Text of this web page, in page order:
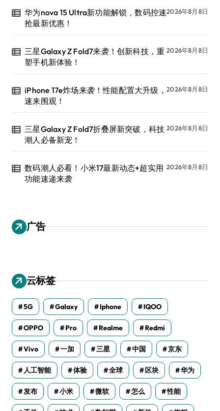
华为nova 15 Ultra新功能解锁，数码控速
抢最新优惠！
2026年8月8日
三星Galaxy Z Fold7来袭！创新科技，重
塑手机新体验！
2026年8月8日
iPhone 17e炸场来袭！性能配置大升级，
速来围观！
2026年8月8日
三星Galaxy Z Fold7折叠屏新突破，科技
潮人必备新宠！
2026年8月8日
数码潮人必看！小米17最新动态+超实用
功能速递来袭
2026年8月8日
广告
云标签
5G Galaxy Iphone IQOO
OPPO Pro Realme Redmi
Vivo 一加 三星 中国 京东
人工智能 体验 全球 区块 华为
发布 小米 微软 怎么 性能